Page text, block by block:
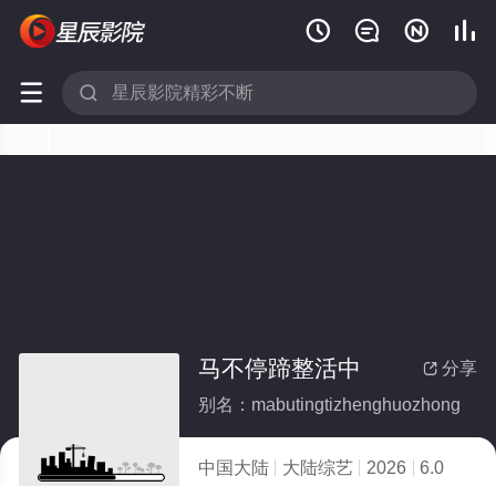
   
 
 分享
马不停蹄整活中
别名：mabutingtizhenghuozhong
中国大陆 大陆综艺 2026
6.0